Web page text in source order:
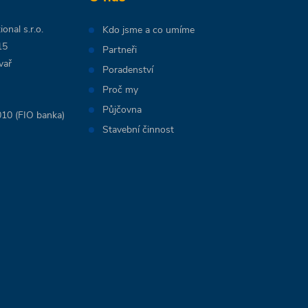
s.r.o.
(FIO banka)
Kdo jsme a co umíme
Partneři
Poradenství
Proč my
Půjčovna
Stavební činnost